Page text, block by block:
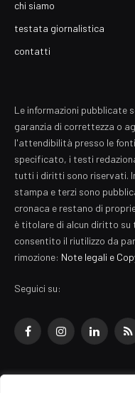
chi siamo
testata giornalistica
contatti
Le informazioni pubblicate
garanzia di correttezza o
l'attendibilità presso le
specificato, i testi
tutti i diritti sono riservati.
stampa e terzi sono
cronaca e restano di
è titolare di alcun diritto su
consentito il riutilizzo da
rimozione: Note legali e
Seguici su:
FacebookInstagramLinkedIn